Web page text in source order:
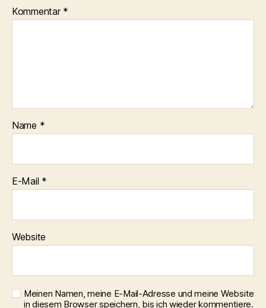
Kommentar *
Name *
E-Mail *
Website
Meinen Namen, meine E-Mail-Adresse und meine Website
in diesem Browser speichern, bis ich wieder kommentiere.